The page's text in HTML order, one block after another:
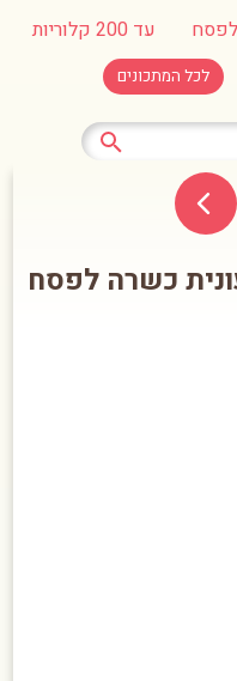
עד 200 קלוריות
לכל המתכונים
כשרה לפסח